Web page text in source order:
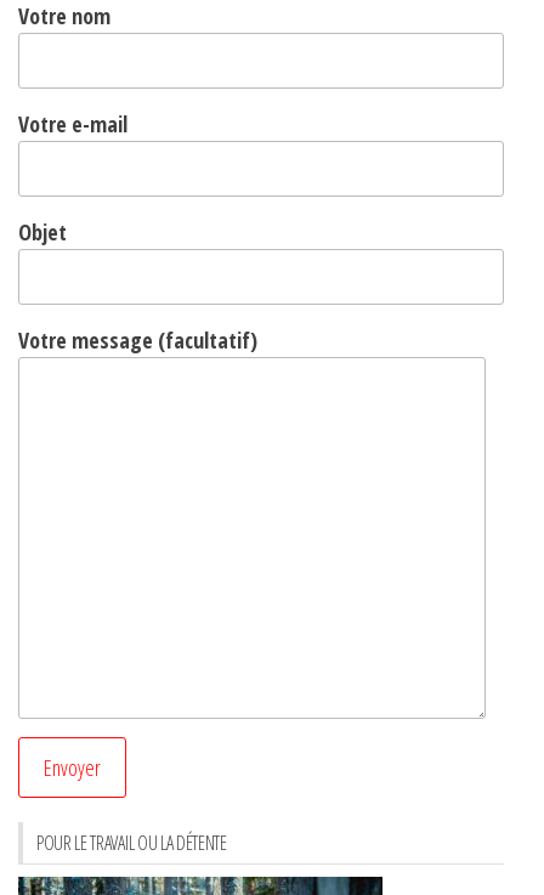
Votre nom
Votre e-mail
Objet
Votre message (facultatif)
POUR LE TRAVAIL OU LA DÉTENTE